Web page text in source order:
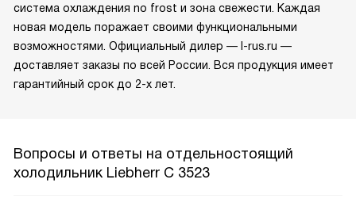
система охлаждения no frost и зона свежести. Каждая
новая модель поражает своими функциональными
возможностями. Официальный дилер — l-rus.ru —
доставляет заказы по всей России. Вся продукция имеет
гарантийный срок до 2-х лет.
Вопросы и ответы на отдельностоящий
холодильник Liebherr C 3523